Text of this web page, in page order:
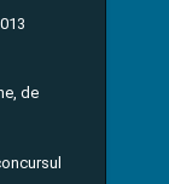
de